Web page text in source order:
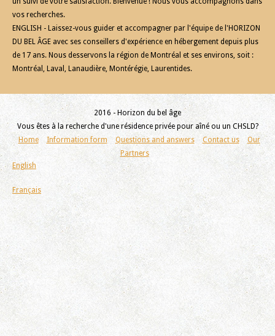
vos recherches.
ENGLISH - Laissez-vous guider et accompagner par l'équipe de l'HORIZON
DU BEL ÂGE avec ses conseillers d'expérience en hébergement depuis plus
de 17 ans. Nous desservons la région de Montréal et ses environs, soit :
Montréal, Laval, Lanaudière, Montérégie, Laurentides.
2016 - Horizon du bel âge
Vous êtes à la recherche d'une résidence privée pour aîné ou un CHSLD?
Home
Information form Questions and answers Contact us
Our
Partners
English
Français